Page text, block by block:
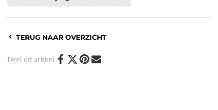
TERUG NAAR OVERZICHT
Deel dit artikel